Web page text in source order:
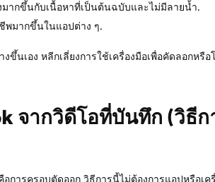
มากขึ้นกับเนื้อหาที่เป็นต้นฉบับและไม่มีลายน้ำ.
พมากขึ้นในแอปต่าง ๆ.
นเอง หลีกเลี่ยงการใช้เครื่องมือเพื่อคัดลอกหรือ
จากวิดีโอที่บันทึก (วิธีก
อการครอบตัดออก วิธีการนี้ไม่ต้องการแอปหรือเค